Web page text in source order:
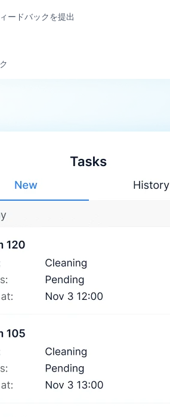
ードバックを提出